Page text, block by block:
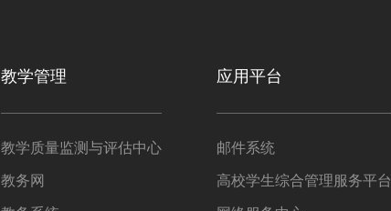
教学管理
教学质量监测与评估中心
教务网
应用平台
邮件系统
高校学生综合管理服务平台